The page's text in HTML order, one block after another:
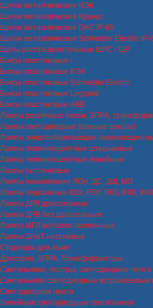
Щитки металлические ИЭК
Щитки металлические Кронус
Щитки металлические DKC IP-65
Щитки металлические Schneider Electric IP-
Щиты распределительные ЩРС / ЩР
Боксы пластиковые
Боксы пластиковые ИЭК
Боксы пластиковые Schneider Electric
Боксы пластиковые Legrand
Боксы пластиковые ABB
Лампы различных типов, ЭПРА,
Лампы светодиодные (разные цоколи)
Лампы энергосберегающие
Лампы люминисцентные штырьковые
Лампы люминисцентные линейные
Лампы галогеновые
Лампы накаливания ЛОН, ДС, ДШ, МО
Лампы зеркальные R39, R50, R63, R80,
Лампы ДРЛ дроссельные
Лампы ДРВ без дроссельные
Лампы МГЛ металло-галогенные
Лампы ДНаТ натриевые
Стартеры для ламп
Дроссели, ЭПРА, Трансформаторы
Светильники, люстры, светодиодная лента
Светильники светодиодные встраиваемые
Светодиодная лента
Линейные светодиодные светильники